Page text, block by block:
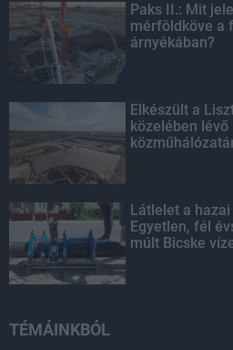
Paks II.: Mit
mérföldköve a
árnyékában?
Elkészült a
közelében
Látlelet a
Egyetlen, fél
múlt Bicske
TÉMÁINKBÓL